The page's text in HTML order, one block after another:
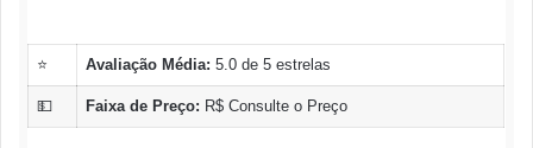
⭐ Avaliação Média: 5.0 de 5 estrelas
💵 Faixa de Preço: R$ Consulte o Preço